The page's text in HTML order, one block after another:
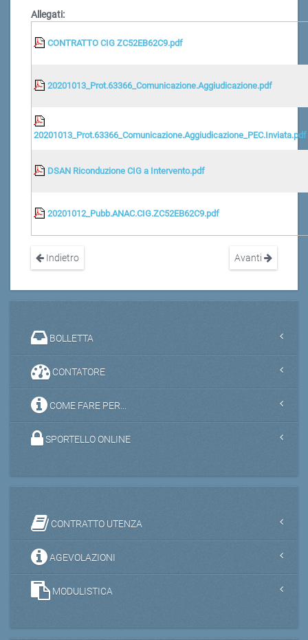
Allegati:
CONTRATTO CIG ZC52EB62C9.pdf
20201013_Prot.63366_Comunicazione.Aggiudicazione.pdf
20201013_Prot.63366_Comunicazione.Aggiudicazione_PEC.Inviata.pdf
DSAN Riconduzione CIG a Intervento.pdf
20201012_Pubb.ANAC.CIG.ZC52EB62C9.pdf
Indietro Avanti
BOLLETTA
CONTATORE
COME FARE PER...
SPORTELLO ONLINE
CONTRATTO UTENZA
AGEVOLAZIONI
MODULISTICA